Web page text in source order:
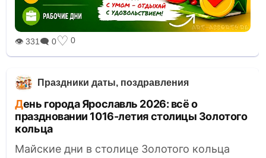
👁 331 🗨 0♡ 0
Праздники даты, поздравления
День города Ярославль 2026: всё о
праздновании 1016-летия столицы Золотого
кольца
Майские дни в столице Золотого кольца